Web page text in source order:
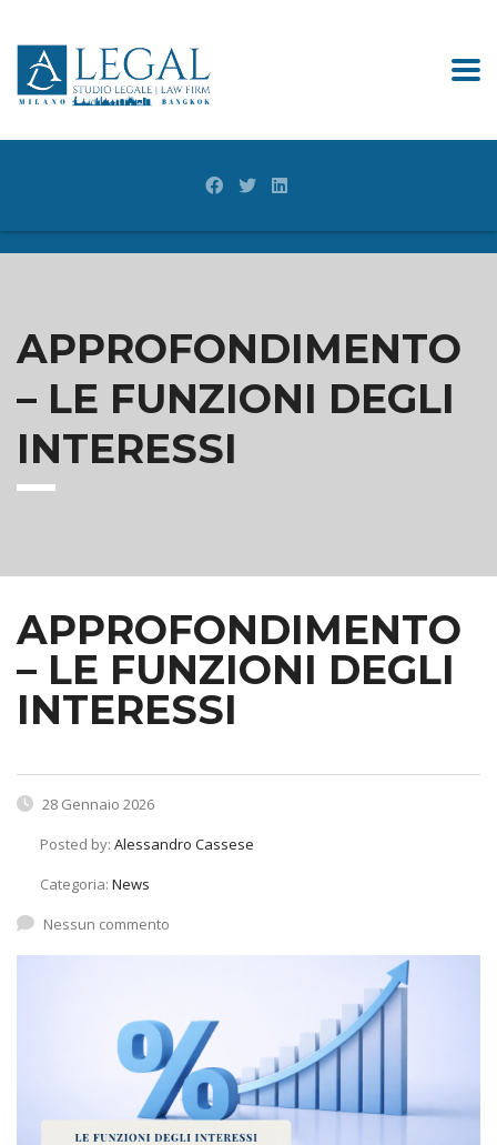
APPROFONDIMENTO
– LE FUNZIONI DEGLI
INTERESSI
APPROFONDIMENTO
– LE FUNZIONI DEGLI
INTERESSI
28 Gennaio 2026
Posted by: Alessandro Cassese
Categoria: News
Nessun commento